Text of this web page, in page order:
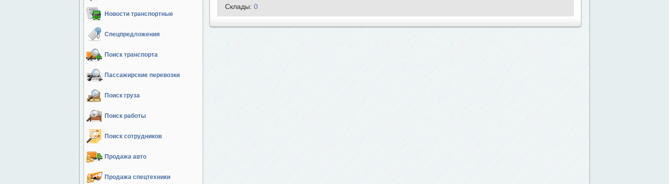
Новости транспортные
Спецпредложения
Поиск транспорта
Пассажирские перевозки
Поиск груза
Поиск работы
Поиск сотрудников
Продажа авто
Продажа спецтехники
Склады: 0